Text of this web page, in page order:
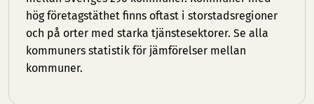
hög företagstäthet finns oftast i storstadsregioner
och på orter med starka tjänstesektorer. Se alla
kommuners statistik för jämförelser mellan
kommuner.